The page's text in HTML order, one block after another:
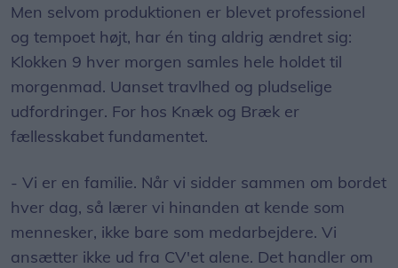
Men selvom produktionen er blevet professionel
og tempoet højt, har én ting aldrig ændret sig:
Klokken 9 hver morgen samles hele holdet til
morgenmad. Uanset travlhed og pludselige
udfordringer. For hos Knæk og Bræk er
fællesskabet fundamentet.
- Vi er en familie. Når vi sidder sammen om bordet
hver dag, så lærer vi hinanden at kende som
mennesker, ikke bare som medarbejdere. Vi
ansætter ikke ud fra CV'et alene. Det handler om